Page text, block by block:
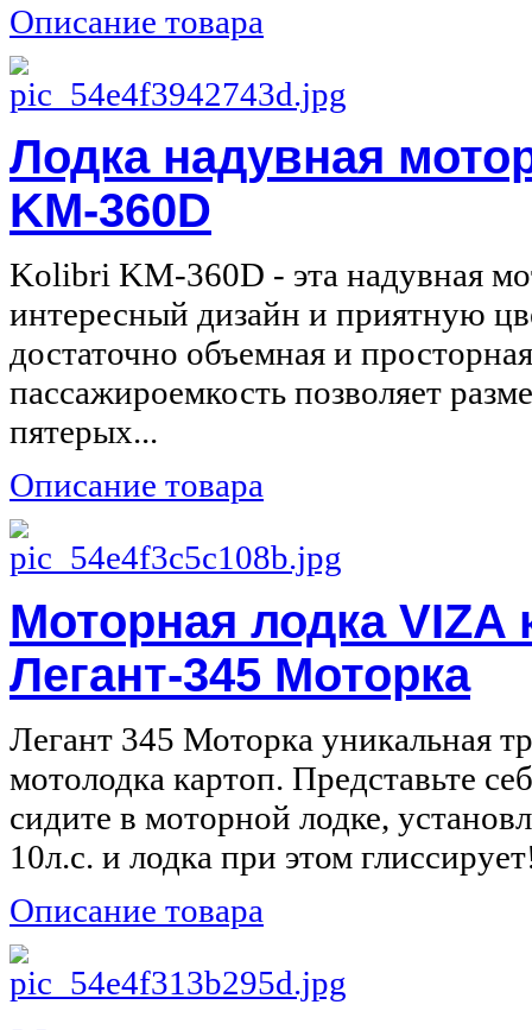
Описание товара
Лодка надувная
KM-360D
Kolibri KM-360D - эта надувная
интересный дизайн и приятную
достаточно объемная и
пассажироемкость позволяет
пятерых...
Описание товара
Моторная лодка VIZA
Легант-345 Моторка
Легант 345 Моторка уникальная
мотолодка картоп. Представьте
сидите в моторной лодке,
10л.с. и лодка при этом
Описание товара